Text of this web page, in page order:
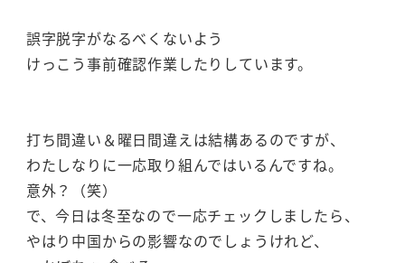
誤字脱字がなるべくないよう
けっこう事前確認作業したりしています。
打ち間違い＆曜日間違えは結構あるのですが、
わたしなりに一応取り組んではいるんですね。
意外？（笑）
で、今日は冬至なので一応チェックしましたら、
やはり中国からの影響なのでしょうけれど、